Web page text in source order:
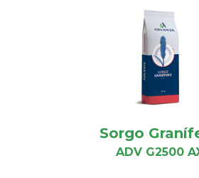
Sorgo
ADV G2500